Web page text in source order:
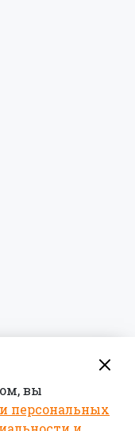
вы
персональных